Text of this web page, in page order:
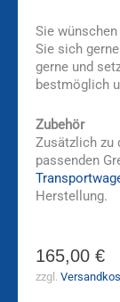
Sie
Sie sich
gerne und
bestmöglich
Zubehör
Zusätzlich zu
passenden
Herstellung.
165,00 €
zzgl.